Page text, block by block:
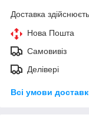
Доставка
Нова Пошта
Самовивіз
Делівері
Всі умови